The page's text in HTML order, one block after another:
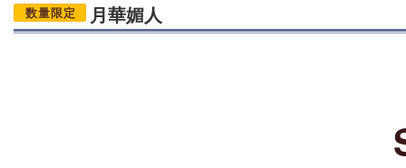
数量限定 月華媚人